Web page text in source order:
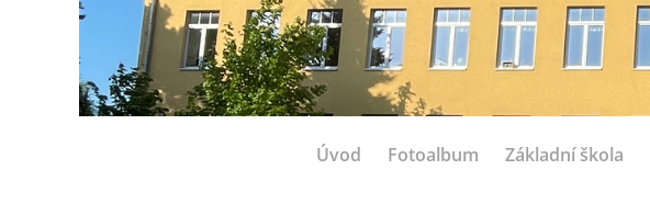
Úvod Fotoalbum Základní škola